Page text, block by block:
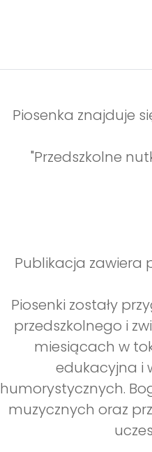
Piosenka znajduje
"Przedszkolne
Publikacja zawiera
Piosenki zostały
przedszkolnego i
miesiącach w
edukacyjna i
humorystycznych.
muzycznych oraz